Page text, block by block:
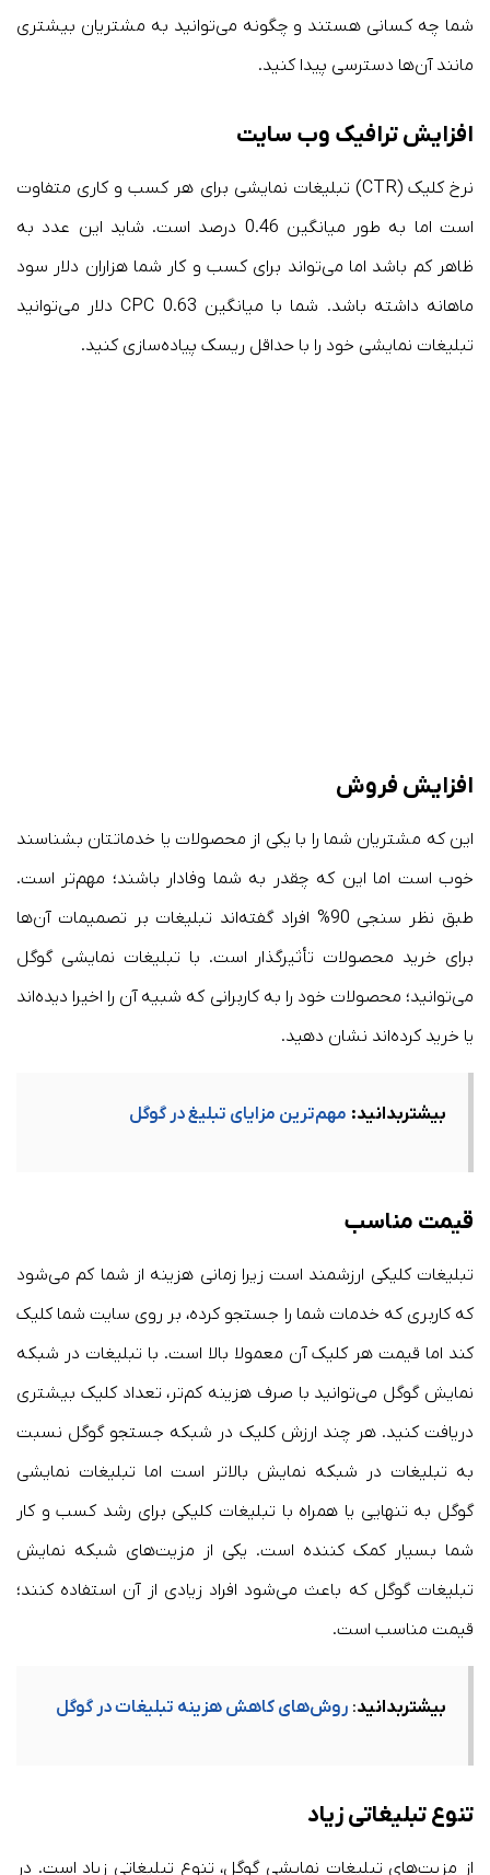
شما چه کسانی هستند و چگونه می‌توانید به مشتریان بیشتری
مانند آن‌ها دسترسی پیدا کنید.
افزایش ترافیک وب سایت
نرخ کلیک (CTR) تبلیغات نمایشی برای هر کسب و کاری متفاوت
است اما به طور میانگین 0.46 درصد است. شاید این عدد به
ظاهر کم باشد اما می‌تواند برای کسب و کار شما هزاران دلار سود
ماهانه داشته باشد. شما با میانگین CPC 0.63 دلار می‌توانید
تبلیغات نمایشی خود را با حداقل ریسک پیاده‌سازی کنید.
افزایش فروش
این که مشتریان شما را با یکی از محصولات یا خدماتتان بشناسند
خوب است اما این که چقدر به شما وفادار باشند؛ مهم‌تر است.
طبق نظر سنجی 90% افراد گفته‌اند تبلیغات بر تصمیمات آن‌ها
برای خرید محصولات تأثیرگذار است. با تبلیغات نمایشی گوگل
می‌توانید؛ محصولات خود را به کاربرانی که شبیه آن را اخیرا دیده‌اند
یا خرید کرده‌اند نشان دهید.
بیشتربدانید: مهم‌ترین مزایای تبلیغ در گوگل
قیمت مناسب
تبلیغات کلیکی ارزشمند است زیرا زمانی هزینه از شما کم می‌شود
که کاربری که خدمات شما را جستجو کرده، بر روی سایت شما کلیک
کند اما قیمت هر کلیک آن معمولا بالا است. با تبلیغات در شبکه
نمایش گوگل می‌توانید با صرف هزینه کم‌تر، تعداد کلیک بیشتری
دریافت کنید. هر چند ارزش کلیک در شبکه جستجو گوگل نسبت
به تبلیغات در شبکه نمایش بالاتر است اما تبلیغات نمایشی
گوگل به تنهایی یا همراه با تبلیغات کلیکی برای رشد کسب و کار
شما بسیار کمک کننده است. یکی از مزیت‌های شبکه نمایش
تبلیغات گوگل که باعث می‌شود افراد زیادی از آن استفاده کنند؛
قیمت مناسب است.
بیشتربدانید: روش‌های کاهش هزینه تبلیغات در گوگل
تنوع تبلیغاتی زیاد
از مزیت‌های تبلیغات نمایشی گوگل، تنوع تبلیغاتی زیاد است. در